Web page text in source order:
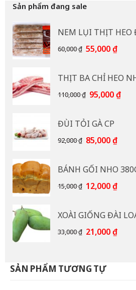
Sản phẩm đang sale
NEM LỤI THỊT HEO
60,000₫ Giá
60,000 ₫.
55,000₫Giá
là:
THỊT BA CHỈ HEO
110,000₫ Giá
110,000 ₫.
95,000₫Giá
ĐÙI TỎI GÀ CP
92,000₫ Giá
92,000 ₫.
85,000₫Giá
là:
BÁNH GỐI NHO
15,000₫ Giá
15,000 ₫.
12,000₫Giá
là:
XOÀI GIỐNG ĐÀI
33,000₫ Giá
33,000 ₫.
21,000₫Giá
SẢN PHẨM TƯƠNG TỰ